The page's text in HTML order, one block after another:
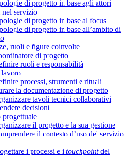
di progetto in base agli attori
servizio
di progetto in base al focus
di progetto in base all’ambito di
ruoli e figure coinvolte
di progetto
ruoli e responsabilità
processi, strumenti e rituali
la documentazione di progetto
tavoli tecnici collaborativi
decisioni
progettuale
il progetto e la sua gestione
il contesto d’uso del servizio
i processi e i touchpointdel